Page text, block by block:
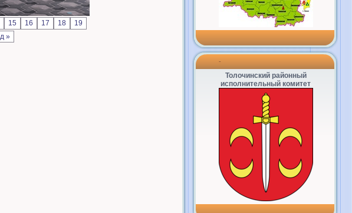
15 16 17 18
19
»
-
Толочинский районный
исполнительный комитет